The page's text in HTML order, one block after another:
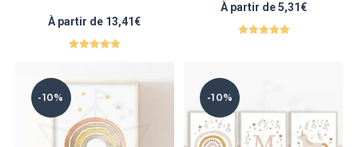
À partir de 13,41€
À partir de5,31€
-10% -10%